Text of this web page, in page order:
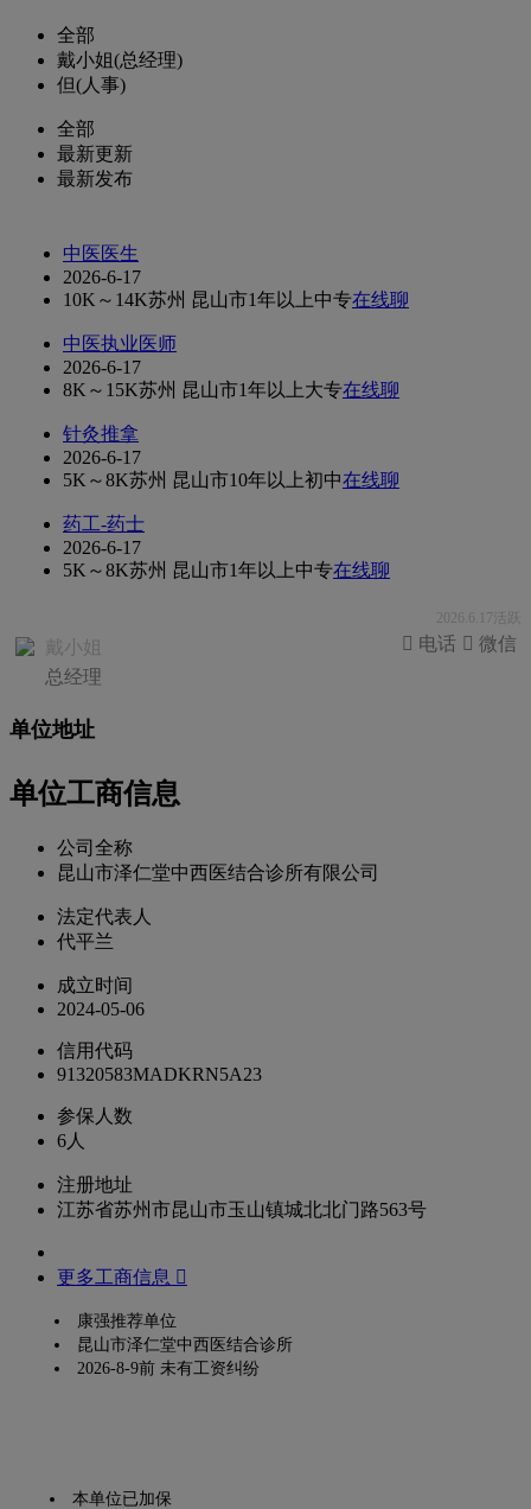
全部
戴小姐(总经理)
但(人事)
全部
最新更新
最新发布
中医医生
2026-6-17
10K～14K苏州 昆山市1年以上中专在线聊
中医执业医师
2026-6-17
8K～15K苏州 昆山市1年以上大专在线聊
针灸推拿
2026-6-17
5K～8K苏州 昆山市10年以上初中在线聊
药工-药士
2026-6-17
5K～8K苏州 昆山市1年以上中专在线聊
2026.6.17活跃
戴小姐
总经理
 微信
 电话
单位地址
单位工商信息
公司全称
昆山市泽仁堂中西医结合诊所有限公司
法定代表人
代平兰
成立时间
2024-05-06
信用代码
91320583MADKRN5A23
参保人数
6人
注册地址
江苏省苏州市昆山市玉山镇城北北门路563号
更多工商信息 
康强推荐单位
昆山市泽仁堂中西医结合诊所
2026-8-9前 未有工资纠纷
本单位已加保